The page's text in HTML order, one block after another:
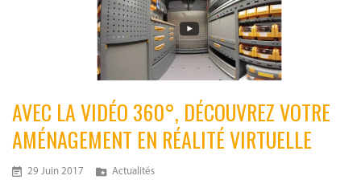
AVEC LA VIDÉO 360°, DÉCOUVREZ VOTRE
AMÉNAGEMENT EN RÉALITÉ VIRTUELLE
Posted
29 Juin 2017 Categories
Actualités